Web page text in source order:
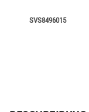
SVS8496015